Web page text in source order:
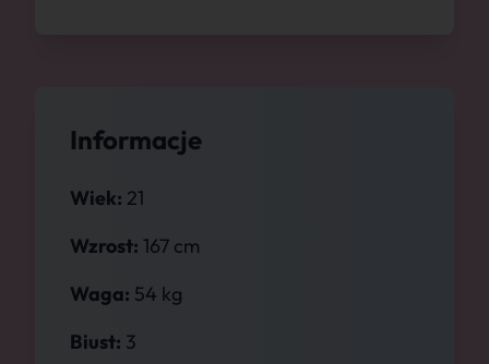
Informacje
Wiek: 21
Wzrost: 167 cm
Waga: 54 kg
Biust: 3